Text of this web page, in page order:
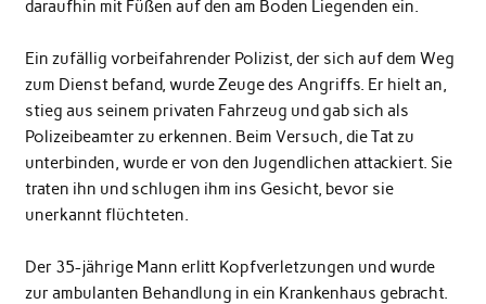
daraufhin mit Füßen auf den am Boden Liegenden ein.
Ein zufällig vorbeifahrender Polizist, der sich auf dem Weg
zum Dienst befand, wurde Zeuge des Angriffs. Er hielt an,
stieg aus seinem privaten Fahrzeug und gab sich als
Polizeibeamter zu erkennen. Beim Versuch, die Tat zu
unterbinden, wurde er von den Jugendlichen attackiert. Sie
traten ihn und schlugen ihm ins Gesicht, bevor sie
unerkannt flüchteten.
Der 35-jährige Mann erlitt Kopfverletzungen und wurde
zur ambulanten Behandlung in ein Krankenhaus gebracht.